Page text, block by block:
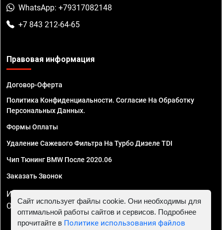
WhatsApp: +79317082148
+7 843 212-64-65
Правовая информация
Договор-Оферта
Политика Конфиденциальности. Согласие На Обработку
Персональных Данных.
Формы Оплаты
Удаление Сажевого Фильтра На Турбо Дизеле TDI
Чип Тюнинг BMW После 2020.06
Заказать Звонок
ИП Смирнов Георгий Павлович. ИНН 781302555843,
ОГРНИП 324470400032610
Сайт использует файлы cookie. Они необходимы для
оптимальной работы сайтов и сервисов. Подробнее
прочитайте в Политике использования файлов